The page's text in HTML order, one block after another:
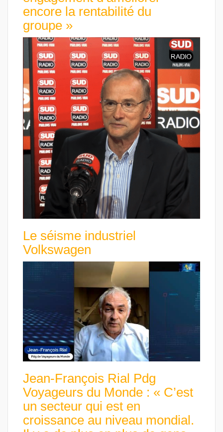
encore la rentabilité du
groupe »
Le séisme industriel
Volkswagen
Jean-François Rial Pdg
Voyageurs du Monde : « C’est
un secteur qui est en
croissance au niveau mondial.